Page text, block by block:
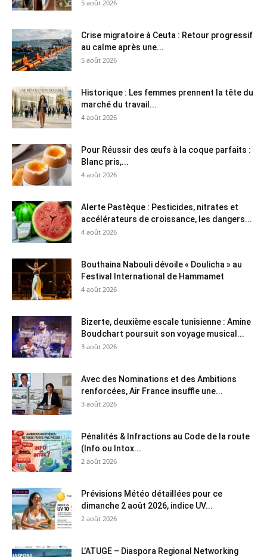
5 août 2026
Crise migratoire à Ceuta : Retour progressif
au calme après une...
5 août 2026
Historique : Les femmes prennent la tête du
marché du travail...
4 août 2026
Pour Réussir des œufs à la coque parfaits :
Blanc pris,...
4 août 2026
Alerte Pastèque : Pesticides, nitrates et
accélérateurs de croissance, les dangers...
4 août 2026
Bouthaina Nabouli dévoile « Doulicha » au
Festival International de Hammamet
4 août 2026
Bizerte, deuxième escale tunisienne : Amine
Boudchart poursuit son voyage musical...
3 août 2026
Avec des Nominations et des Ambitions
renforcées, Air France insuffle une...
3 août 2026
Pénalités & Infractions au Code de la route
(Info ou Intox...
2 août 2026
Prévisions Météo détaillées pour ce
dimanche 2 août 2026, indice UV...
2 août 2026
L’ATUGE – Diaspora Regional Networking